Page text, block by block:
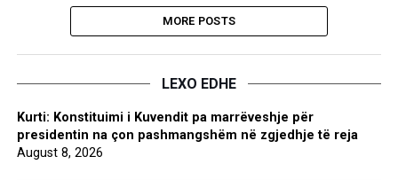
MORE POSTS
LEXO EDHE
Kurti: Konstituimi i Kuvendit pa marrëveshje për
presidentin na çon pashmangshëm në zgjedhje të reja
August 8, 2026